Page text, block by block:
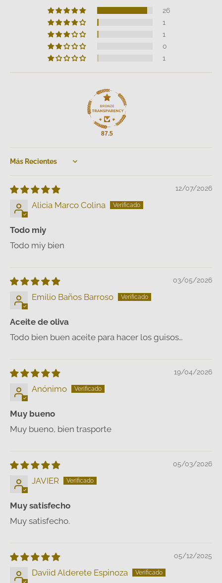
26
1
1
0
1
87.5
Sort by
12/07/2026
Alicia Marco Colina
Todo miy
Todo miy bien
03/05/2026
Emilio Baños Barroso
Aceite de oliva
Todo bien buen aceite para hacer los guisos…
19/04/2026
Anónimo
Muy bueno
Muy bueno, bien trasporte
05/03/2026
JAVIER
Muy satisfecho
Muy satisfecho.
05/12/2025
Daviid Alderete Espinoza